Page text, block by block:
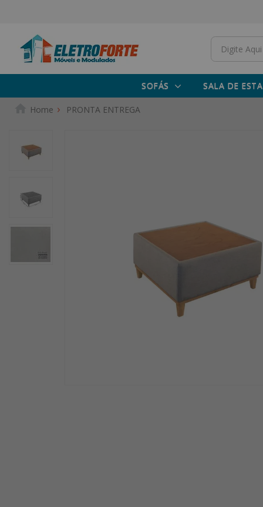
SOFÁS SALA DE
PRONTA ENTREGA